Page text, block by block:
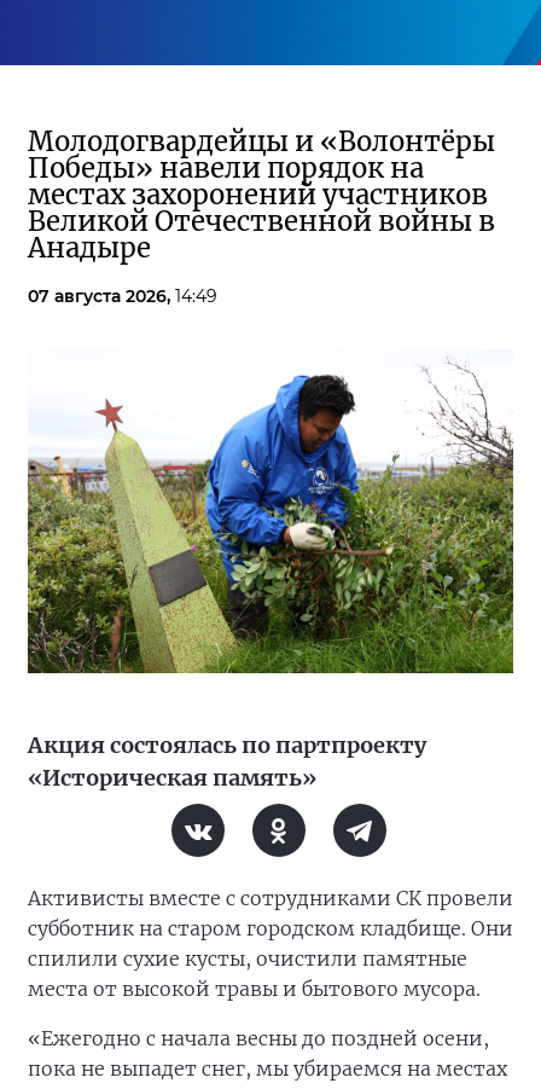
Молодогвардейцы и «Волонтёры
Победы» навели порядок на
местах захоронений участников
Великой Отечественной войны в
Анадыре
07 августа 2026, 14:49
Акция состоялась по партпроекту
«Историческая память»
Активисты вместе с сотрудниками СК провели
субботник на старом городском кладбище. Они
спилили сухие кусты, очистили памятные
места от высокой травы и бытового мусора.
«Ежегодно с начала весны до поздней осени,
пока не выпадет снег, мы убираемся на местах